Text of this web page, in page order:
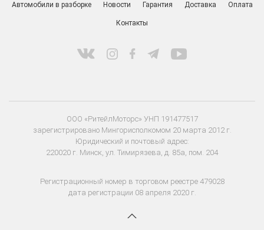
Автомобили в разборке Новости Гарантия Доставка Оплата
Контакты
ООО «РитейлМоторс» УНП 191477517
зарегистрировано Мингорисполкомом 20 марта 2012 г.
Юридический и почтовый адрес:
220020 г. Минск, ул. Тимирязева, д. 85а, пом. 204
Регистрационный номер в торговом реестре 479028
дата регистрации 08 апреля 2020 г.